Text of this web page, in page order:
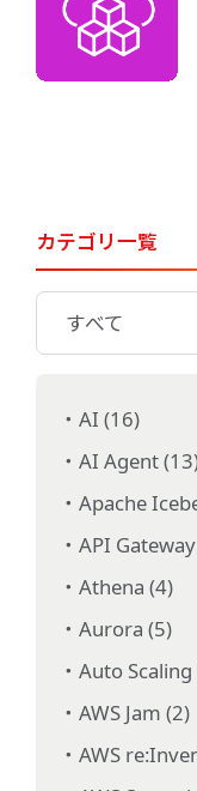
カテゴリ一覧
すべて
AI (16)
AI Agent
Apache
API
Athena (4)
Aurora (5)
Auto Scaling
AWS Jam (2)
AWS